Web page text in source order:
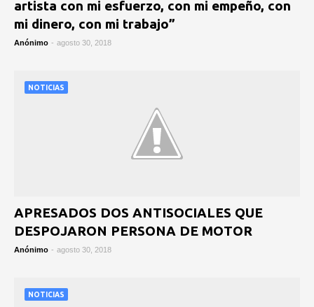
artista con mi esfuerzo, con mi empeño, con
mi dinero, con mi trabajo”
Anónimo - agosto 30, 2018
NOTICIAS
APRESADOS DOS ANTISOCIALES QUE
DESPOJARON PERSONA DE MOTOR
Anónimo - agosto 30, 2018
NOTICIAS